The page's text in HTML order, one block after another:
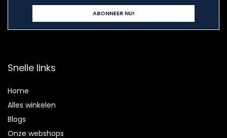
Snelle links
Home
Alles winkelen
Blogs
Onze webshops